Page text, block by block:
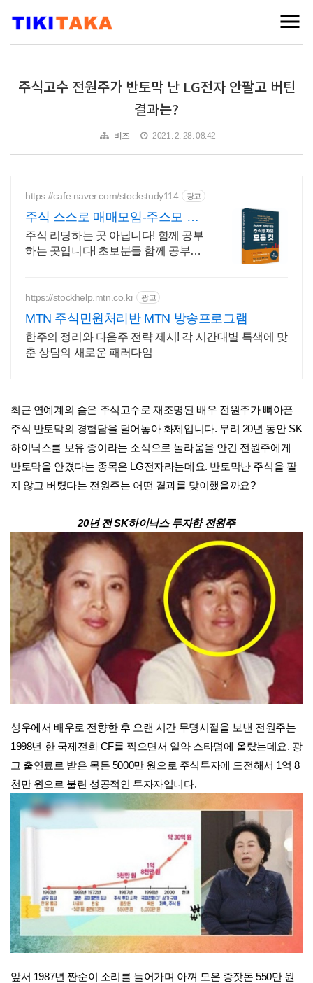
주식고수 전원주가 반토막 난 LG전자 안팔고 버틴
결과는?
비즈 2021. 2. 28. 08:42
https://cafe.naver.com/stockstudy114 광고
주식 스스로 매매모임-주스모 스
스로 공부법을 배웁니다 !
주식 리딩하는 곳 아닙니다! 함께 공부
하는 곳입니다! 초보분들 함께 공부하
https://stockhelp.mtn.co.kr 광고
MTN 주식민원처리반 MTN 방송프로그램
한주의 정리와 다음주 전략 제시! 각 시간대별 특색에 맞
춘 상담의 새로운 패러다임
최근 연예계의 숨은 주식고수로 재조명된 배우 전원주가 뼈아픈
주식 반토막의 경험담을 털어놓아 화제입니다. 무려 20년 동안 SK
하이닉스를 보유 중이라는 소식으로 놀라움을 안긴 전원주에게
반토막을 안겼다는 종목은 LG전자라는데요. 반토막난 주식을 팔
지 않고 버텼다는 전원주는 어떤 결과를 맞이했을까요?
20년 전 SK하이닉스 투자한 전원주
성우에서 배우로 전향한 후 오랜 시간 무명시절을 보낸 전원주는
1998년 한 국제전화 CF를 찍으면서 일약 스타덤에 올랐는데요. 광
고 출연료로 받은 목돈 5000만 원으로 주식투자에 도전해서 1억 8
천만 원으로 불린 성공적인 투자자입니다.
앞서 1987년 짠순이 소리를 들어가며 아껴 모은 종잣돈 550만 원